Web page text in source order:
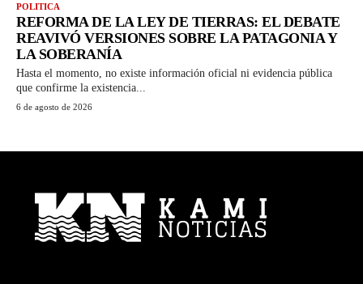
POLITICA
REFORMA DE LA LEY DE TIERRAS: EL DEBATE
REAVIVÓ VERSIONES SOBRE LA PATAGONIA Y
LA SOBERANÍA
Hasta el momento, no existe información oficial ni evidencia pública
que confirme la existencia...
6 de agosto de 2026